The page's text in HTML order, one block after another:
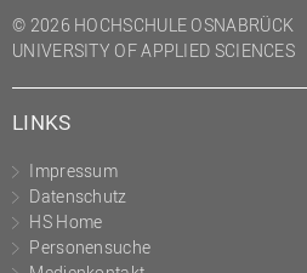
© 2026 HOCHSCHULE OSNABRÜCK
UNIVERSITY OF APPLIED SCIENCES
LINKS
Impressum
Datenschutz
HS Home
Personensuche